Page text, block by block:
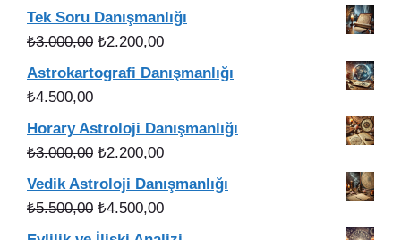
fiyat:
₺6.000,00.
andaki
fiyat:
Tek Soru Danışmanlığı
₺3.000,00 Orijinal
fiyat:
₺2.200,00Şu
Astrokartografi Danışmanlığı
₺4.500,00
Horary Astroloji Danışmanlığı
₺3.000,00 Orijinal
fiyat:
₺3.000,00.
₺2.200,00Şu
fiyat:
Vedik Astroloji Danışmanlığı
₺5.500,00 Orijinal
fiyat:
₺4.500,00Şu
andaki